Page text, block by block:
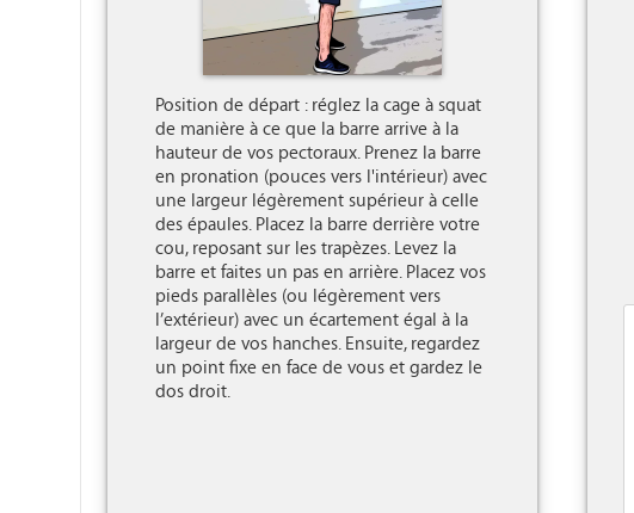
Position de départ : réglez la cage à squat
de manière à ce que la barre arrive à la
hauteur de vos pectoraux. Prenez la barre
en pronation (pouces vers l'intérieur) avec
une largeur légèrement supérieur à celle
des épaules. Placez la barre derrière votre
cou, reposant sur les trapèzes. Levez la
barre et faites un pas en arrière. Placez vos
pieds parallèles (ou légèrement vers
l’extérieur) avec un écartement égal à la
largeur de vos hanches. Ensuite, regardez
un point fixe en face de vous et gardez le
dos droit.